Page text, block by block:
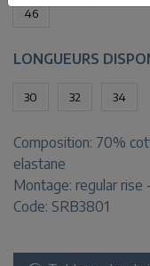
46
LONGUEURS
30 32 34
Composition: 70%
elastane
Montage: regular rise
Code: SRB3801